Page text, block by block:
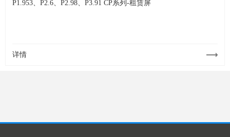
P1.953、P2.6、P2.98、P3.91 CP系列-租赁屏
详情